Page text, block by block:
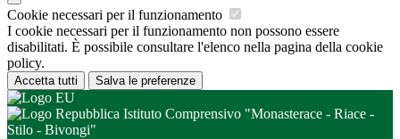
Cookie necessari per il funzionamento
I cookie necessari per il funzionamento non possono essere
disabilitati. È possibile consultare l'elenco nella pagina della cookie
policy.
Accetta tutti Salva le preferenze
Istituto Comprensivo "Monasterace - Riace -
Stilo - Bivongi"